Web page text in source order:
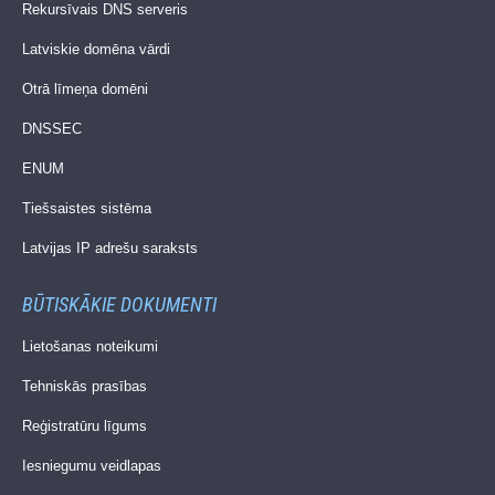
Rekursīvais DNS serveris
Latviskie domēna vārdi
Otrā līmeņa domēni
DNSSEC
ENUM
Tiešsaistes sistēma
Latvijas IP adrešu saraksts
BŪTISKĀKIE DOKUMENTI
Lietošanas noteikumi
Tehniskās prasības
Reģistratūru līgums
Iesniegumu veidlapas